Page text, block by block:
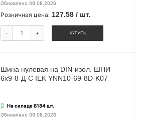
Обновлено 09.08.2026
Розничная цена: 127.58 / шт.
- + КУПИТЬ
Шина нулевая на DIN-изол. ШНИ
6х9-8-Д-С IEK YNN10-69-8D-K07
На складе 8184 шт.
Обновлено 09.08.2026